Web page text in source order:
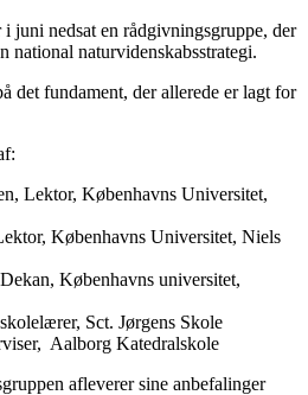
juni nedsat en rådgivningsgruppe, der
national naturvidenskabsstrategi.
det fundament, der allerede er lagt for
Lektor, Københavns Universitet,
Københavns Universitet, Niels
Københavns universitet,
Sct. Jørgens Skole
Aalborg Katedralskole
afleverer sine anbefalinger